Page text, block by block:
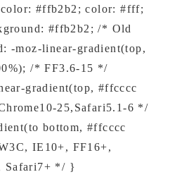
#ffb2b2; color: #fff;
#ffb2b2; /* Old
-moz-linear-gradient(top,
/* FF3.6-15 */
gradient(top, #ffcccc
25,Safari5.1-6 */
bottom, #ffcccc
IE10+, FF16+,
Safari7+ */ }